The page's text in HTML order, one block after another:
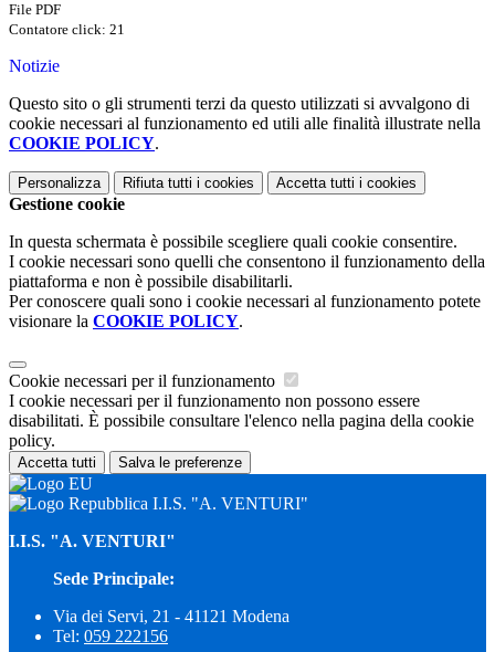
File PDF
Contatore click: 21
Notizie
Questo sito o gli strumenti terzi da questo utilizzati si avvalgono di
cookie necessari al funzionamento ed utili alle finalità illustrate nella
COOKIE POLICY.
Personalizza Rifiuta tutti i cookies Accetta tutti i cookies
Gestione cookie
In questa schermata è possibile scegliere quali cookie consentire.
I cookie necessari sono quelli che consentono il funzionamento della
piattaforma e non è possibile disabilitarli.
Per conoscere quali sono i cookie necessari al funzionamento potete
visionare la COOKIE POLICY.
Cookie necessari per il funzionamento
I cookie necessari per il funzionamento non possono essere
disabilitati. È possibile consultare l'elenco nella pagina della cookie
policy.
Accetta tutti Salva le preferenze
I.I.S. "A. VENTURI"
I.I.S. "A. VENTURI"
Sede Principale:
Via dei Servi, 21 - 41121 Modena
Tel: 059 222156